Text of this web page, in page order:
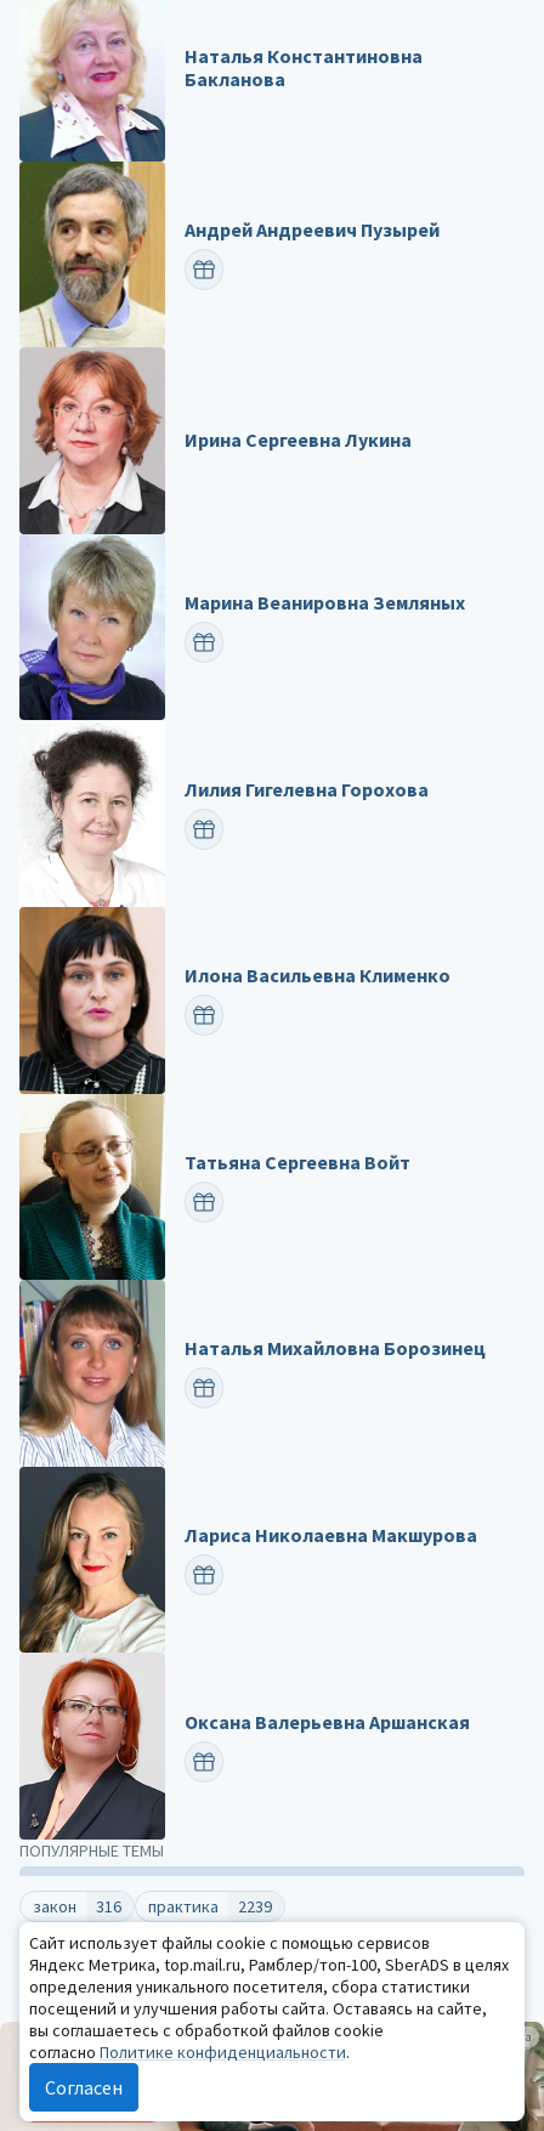
Реклама
ПОПУЛЯРНЫЕ ТЕМЫ
закон 316 практика
2239
психологическая наука
1757 детская психология
психотерапия
1101 психология образования
1076
Все темы
Наталья Константиновна
Бакланова
Андрей Андреевич Пузырей
ПОЗДРАВИТЬ
Ирина Сергеевна Лукина
Марина Веанировна Земляных
ПОЗДРАВИТЬ
Лилия Гигелевна Горохова
ПОЗДРАВИТЬ
Илона Васильевна Клименко
ПОЗДРАВИТЬ
Татьяна Сергеевна Войт
ПОЗДРАВИТЬ
Наталья Михайловна Борозинец
ПОЗДРАВИТЬ
Лариса Николаевна Макшурова
ПОЗДРАВИТЬ
Оксана Валерьевна Аршанская
ПОЗДРАВИТЬ
Сайт использует файлы cookie с помощью сервисов
Яндекс Метрика, top.mail.ru, Рамблер/топ-100, SberADS в целях
определения уникального посетителя, сбора статистики
посещений и улучшения работы сайта. Оставаясь на сайте,
вы соглашаетесь с обработкой файлов cookie
согласно Политике конфиденциальности.
Согласен